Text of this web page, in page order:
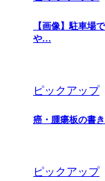
【画像】駐車場
や…
ピックアップ
癌・腫瘍板の書
ピックアップ